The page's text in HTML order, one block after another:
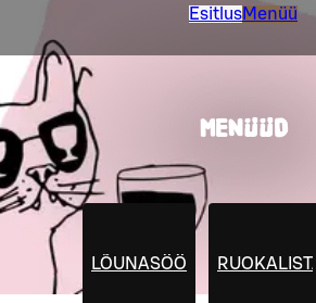
EsitlusMenüü
MENÜÜD
LÕUNASÖÖK RUOKALISTA